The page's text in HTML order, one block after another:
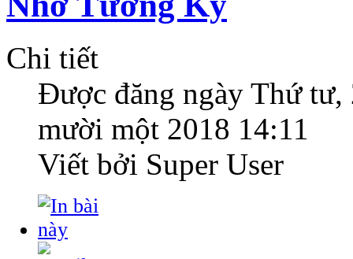
Chi tiết
Được đăng ngày Thứ tư,
mười một 2018 14:11
Viết bởi Super User